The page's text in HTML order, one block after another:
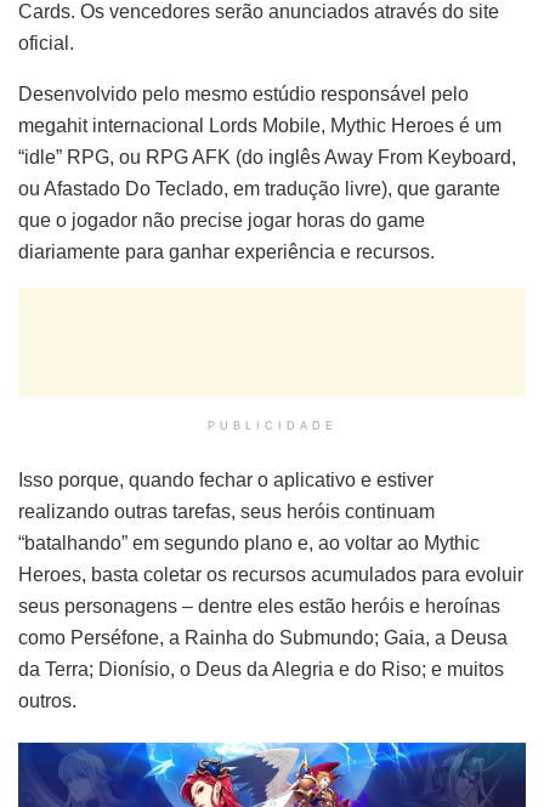
Cards. Os vencedores serão anunciados através do site
oficial.
Desenvolvido pelo mesmo estúdio responsável pelo
megahit internacional Lords Mobile, Mythic Heroes é um
“idle” RPG, ou RPG AFK (do inglês Away From Keyboard,
ou Afastado Do Teclado, em tradução livre), que garante
que o jogador não precise jogar horas do game
diariamente para ganhar experiência e recursos.
PUBLICIDADE
Isso porque, quando fechar o aplicativo e estiver
realizando outras tarefas, seus heróis continuam
“batalhando” em segundo plano e, ao voltar ao Mythic
Heroes, basta coletar os recursos acumulados para evoluir
seus personagens – dentre eles estão heróis e heroínas
como Perséfone, a Rainha do Submundo; Gaia, a Deusa
da Terra; Dionísio, o Deus da Alegria e do Riso; e muitos
outros.